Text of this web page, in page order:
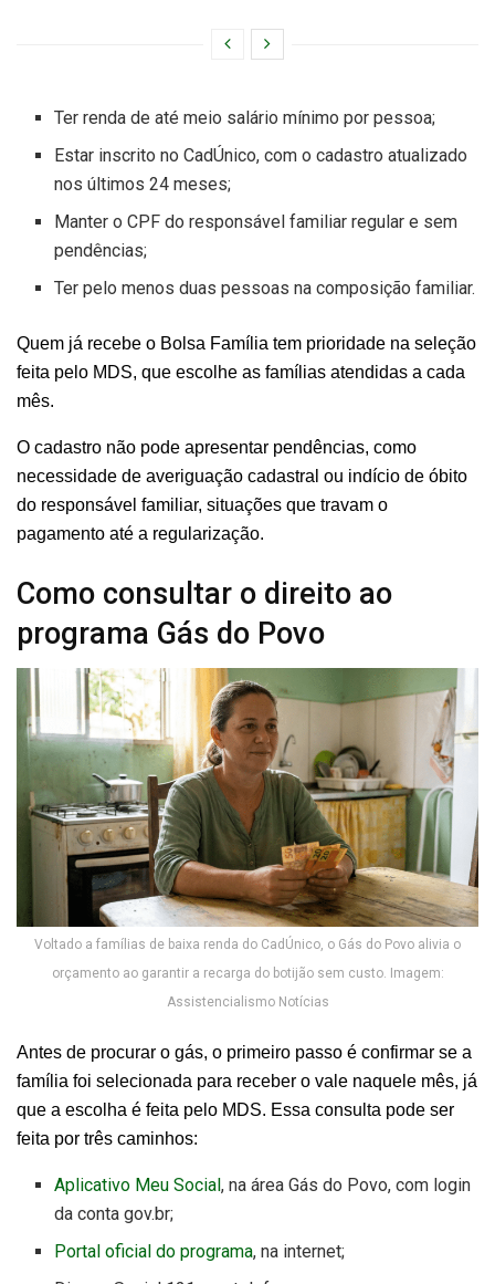
Ter renda de até meio salário mínimo por pessoa;
Estar inscrito no CadÚnico, com o cadastro atualizado
nos últimos 24 meses;
Manter o CPF do responsável familiar regular e sem
pendências;
Ter pelo menos duas pessoas na composição familiar.
Quem já recebe o Bolsa Família tem prioridade na seleção
feita pelo MDS, que escolhe as famílias atendidas a cada
mês.
O cadastro não pode apresentar pendências, como
necessidade de averiguação cadastral ou indício de óbito
do responsável familiar, situações que travam o
pagamento até a regularização.
Como consultar o direito ao
programa Gás do Povo
Voltado a famílias de baixa renda do CadÚnico, o Gás do Povo alivia o
orçamento ao garantir a recarga do botijão sem custo. Imagem:
Assistencialismo Notícias
Antes de procurar o gás, o primeiro passo é confirmar se a
família foi selecionada para receber o vale naquele mês, já
que a escolha é feita pelo MDS. Essa consulta pode ser
feita por três caminhos:
Aplicativo Meu Social, na área Gás do Povo, com login
da conta gov.br;
Portal oficial do programa, na internet;